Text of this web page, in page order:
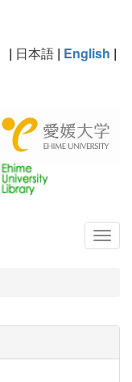
| 日本語 | English |